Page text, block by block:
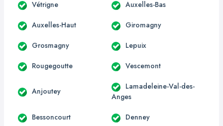
Vétrigne Auxelles-Bas
Auxelles-Haut Giromagny
Grosmagny Lepuix
Rougegoutte Vescemont
Anjoutey
Lamadeleine-Val-des-
Anges
Bessoncourt Denney